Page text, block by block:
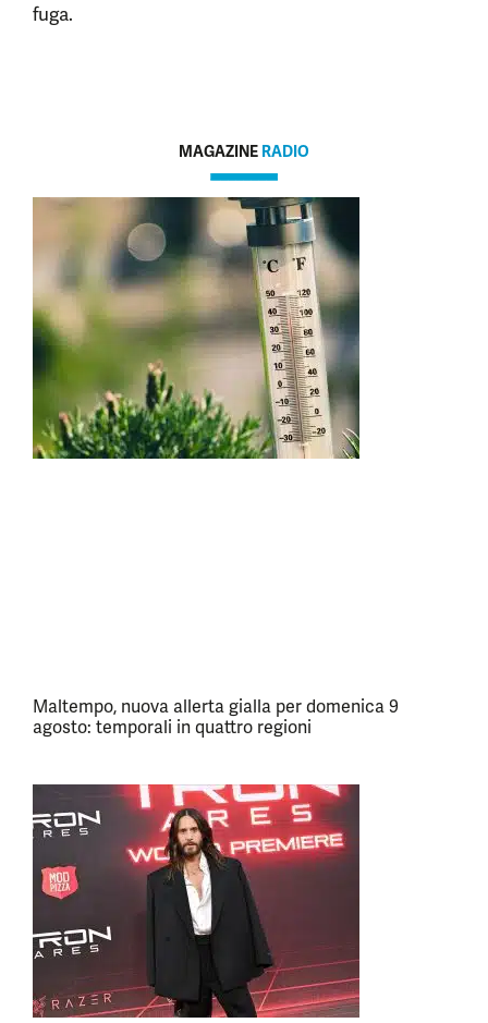
fuga.
MAGAZINE RADIO
Maltempo, nuova allerta gialla per domenica 9
agosto: temporali in quattro regioni